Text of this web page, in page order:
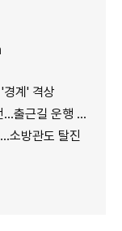
경계' 격상
근길 운행 지연
소방관도 탈진